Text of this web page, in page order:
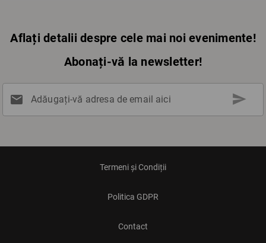
Aflați detalii despre cele mai noi evenimente!
Abonați-vă la newsletter!
mail Adăugați-vă adresa de email aici send
Termeni și Condiții
Politica GDPR
Contact